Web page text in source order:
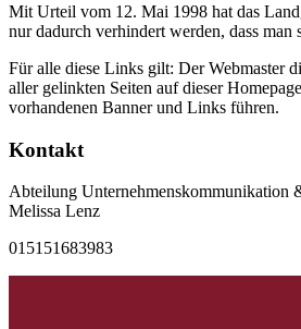
Mit Urteil vom 12. Mai 1998 hat das
nur dadurch verhindert werden, dass
Für alle diese Links gilt: Der Webmaster
aller gelinkten Seiten auf dieser
vorhandenen Banner und Links führen.
Kontakt
Abteilung Unternehmenskommunikation
Melissa Lenz
015151683983